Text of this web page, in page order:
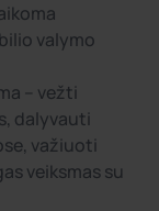
valymo
– vežti
dalyvauti
važiuoti
veiksmas su